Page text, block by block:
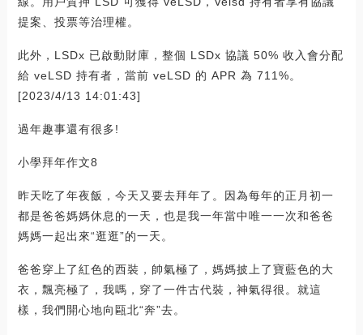
提案、投票等治理權。
此外，LSDx 已啟動財庫，整個 LSDx 協議 50% 收入會分配
給 veLSD 持有者，當前 veLSD 的 APR 為 711%。
[2023/4/13 14:01:43]
過年趣事還有很多!
小學拜年作文8
昨天吃了年夜飯，今天又要去拜年了。因為每年的正月初一
都是爸爸媽媽休息的一天，也是我一年當中唯一一次和爸爸
媽媽一起出來“逛逛”的一天。
爸爸穿上了紅色的西裝，帥氣極了，媽媽披上了寶藍色的大
衣，飄亮極了，我嗎，穿了一件古代裝，神氣得很。就這
樣，我們開心地向甌北“奔”去。